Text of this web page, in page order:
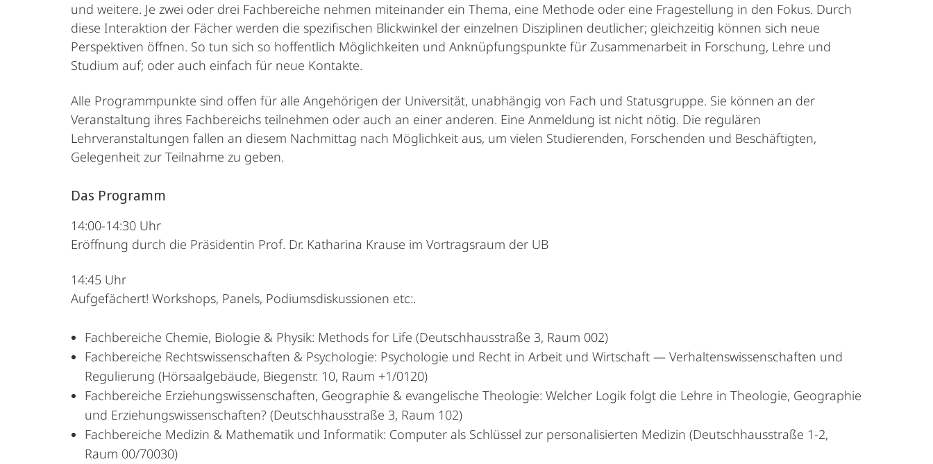
und weitere. Je zwei oder drei Fachbereiche nehmen miteinander ein Thema, eine Methode oder eine Fragestellung in den Fokus. Durch
diese Interaktion der Fächer werden die spezifischen Blickwinkel der einzelnen Disziplinen deutlicher; gleichzeitig können sich neue
Perspektiven öffnen. So tun sich so hoffentlich Möglichkeiten und Anknüpfungspunkte für Zusammenarbeit in Forschung, Lehre und
Studium auf; oder auch einfach für neue Kontakte.
Alle Programmpunkte sind offen für alle Angehörigen der Universität, unabhängig von Fach und Statusgruppe. Sie können an der
Veranstaltung ihres Fachbereichs teilnehmen oder auch an einer anderen. Eine Anmeldung ist nicht nötig. Die regulären
Lehrveranstaltungen fallen an diesem Nachmittag nach Möglichkeit aus, um vielen Studierenden, Forschenden und Beschäftigten,
Gelegenheit zur Teilnahme zu geben.
Das Programm
14:00-14:30 Uhr
Eröffnung durch die Präsidentin Prof. Dr. Katharina Krause im Vortragsraum der UB
14:45 Uhr
Aufgefächert! Workshops, Panels, Podiumsdiskussionen etc:.
Fachbereiche Chemie, Biologie & Physik: Methods for Life (Deutschhausstraße 3, Raum 002)
Fachbereiche Rechtswissenschaften & Psychologie: Psychologie und Recht in Arbeit und Wirtschaft — Verhaltenswissenschaften und
Regulierung (Hörsaalgebäude, Biegenstr. 10, Raum +1/0120)
Fachbereiche Erziehungswissenschaften, Geographie & evangelische Theologie: Welcher Logik folgt die Lehre in Theologie, Geographie
und Erziehungswissenschaften? (Deutschhausstraße 3, Raum 102)
Fachbereiche Medizin & Mathematik und Informatik: Computer als Schlüssel zur personalisierten Medizin (Deutschhausstraße 1-2,
Raum 00/70030)